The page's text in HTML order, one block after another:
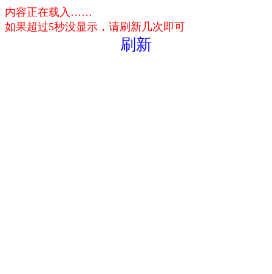
内容正在载入……
如果超过5秒没显示，请刷新几次即可
刷新